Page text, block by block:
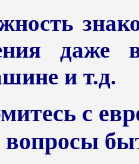
даже
и т.д.
с